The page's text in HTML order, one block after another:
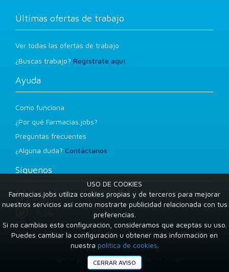
Últimas ofertas de trabajo
Ver todas las ofertas de trabajo
¿Buscas trabajo? Regístrate aquí
Ayuda
Como funciona
¿Por qué Farmacias.jobs?
Preguntas frecuentes
¿Alguna duda? Contáctanos
Síguenos
Facebook
LinkedIn
Condiciones de uso
Política de privacidad
Política de cookies
USO DE COOKIES
Farmacias.jobs utiliza cookies propias y de terceros para mejorar
nuestros servicios así como mostrarte publicidad relacionada con tus
preferencias.
Si no cambias esta configuración, consideramos que aceptas su uso.
Puedes cambiar la configuración u obtener más información en
nuestra política de cookies
CERRAR AVISO